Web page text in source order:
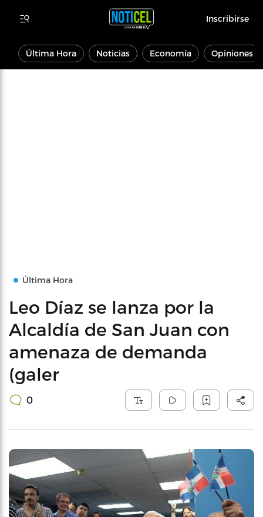
Inscribirse
Última Hora Noticias Economía Opiniones
Última Hora
Leo Díaz se lanza por la
Alcaldía de San Juan con
amenaza de demanda
(galer
0